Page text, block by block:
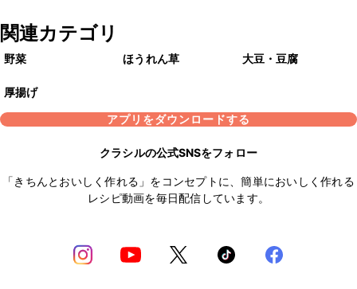
関連カテゴリ
野菜 ほうれん草 大豆・豆腐
厚揚げ
アプリをダウンロードする
クラシルの公式SNSをフォロー
「きちんとおいしく作れる」をコンセプトに、簡単においしく作れる
レシピ動画を毎日配信しています。